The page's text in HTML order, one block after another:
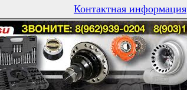
Контактная информация